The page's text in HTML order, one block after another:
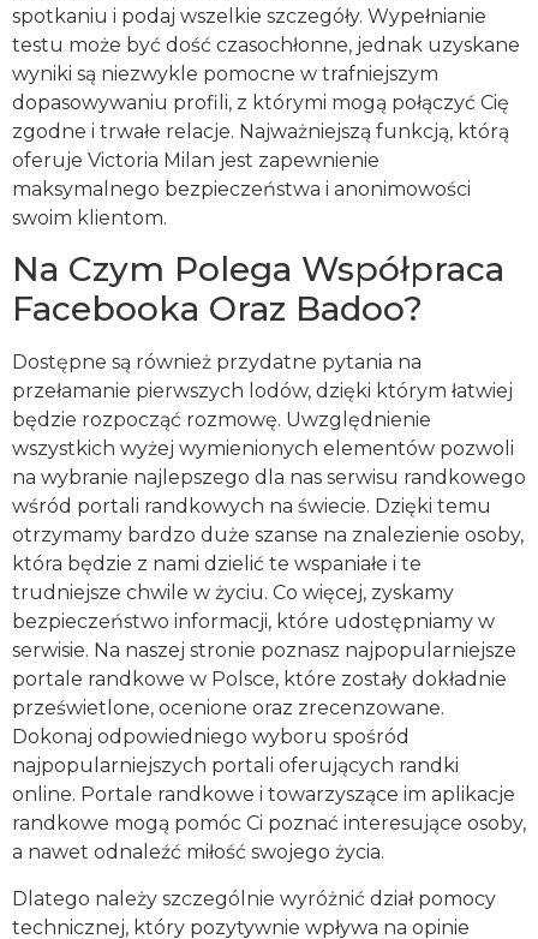
spotkaniu i podaj wszelkie szczegóły. Wypełnianie
testu może być dość czasochłonne, jednak uzyskane
wyniki są niezwykle pomocne w trafniejszym
dopasowywaniu profili, z którymi mogą połączyć Cię
zgodne i trwałe relacje. Najważniejszą funkcją, którą
oferuje Victoria Milan jest zapewnienie
maksymalnego bezpieczeństwa i anonimowości
swoim klientom.
Na Czym Polega Współpraca
Facebooka Oraz Badoo?
Dostępne są również przydatne pytania na
przełamanie pierwszych lodów, dzięki którym łatwiej
będzie rozpocząć rozmowę. Uwzględnienie
wszystkich wyżej wymienionych elementów pozwoli
na wybranie najlepszego dla nas serwisu randkowego
wśród portali randkowych na świecie. Dzięki temu
otrzymamy bardzo duże szanse na znalezienie osoby,
która będzie z nami dzielić te wspaniałe i te
trudniejsze chwile w życiu. Co więcej, zyskamy
bezpieczeństwo informacji, które udostępniamy w
serwisie. Na naszej stronie poznasz najpopularniejsze
portale randkowe w Polsce, które zostały dokładnie
prześwietlone, ocenione oraz zrecenzowane.
Dokonaj odpowiedniego wyboru spośród
najpopularniejszych portali oferujących randki
online. Portale randkowe i towarzyszące im aplikacje
randkowe mogą pomóc Ci poznać interesujące osoby,
a nawet odnaleźć miłość swojego życia.
Dlatego należy szczególnie wyróżnić dział pomocy
technicznej, który pozytywnie wpływa na opinie